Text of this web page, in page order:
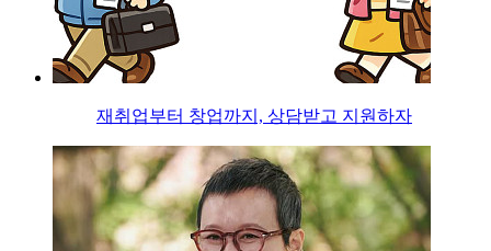
재취업부터 창업까지, 상담받고 지원하자